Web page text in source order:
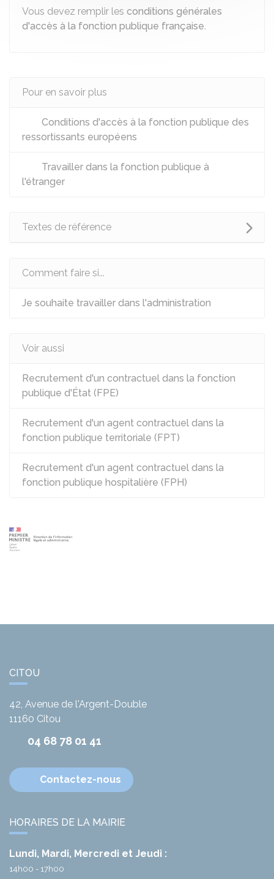
Vous devez remplir les conditions générales
d'accès à la fonction publique française.
Pour en savoir plus
Conditions d'accès à la fonction publique des
ressortissants européens
Travailler dans la fonction publique à
l'étranger
Textes de référence
Comment faire si...
Je souhaite travailler dans l'administration
Voir aussi
Recrutement d'un contractuel dans la fonction
publique d'État (FPE)
Recrutement d'un agent contractuel dans la
fonction publique territoriale (FPT)
Recrutement d'un agent contractuel dans la
fonction publique hospitalière (FPH)
CITOU
42, Avenue de l'Argent-Double
11160 Citou
04 68 78 01 41
Contactez-nous
HORAIRES DE LA MAIRIE
Lundi, Mardi, Mercredi et Jeudi :
14h00 - 17h00